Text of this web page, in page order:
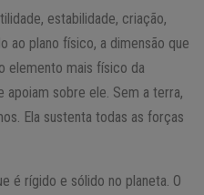
estabilidade, criação,
ao plano físico, a dimensão que
elemento mais físico da
apoiam sobre ele. Sem a terra,
Ela sustenta todas as forças
é rígido e sólido no planeta. O